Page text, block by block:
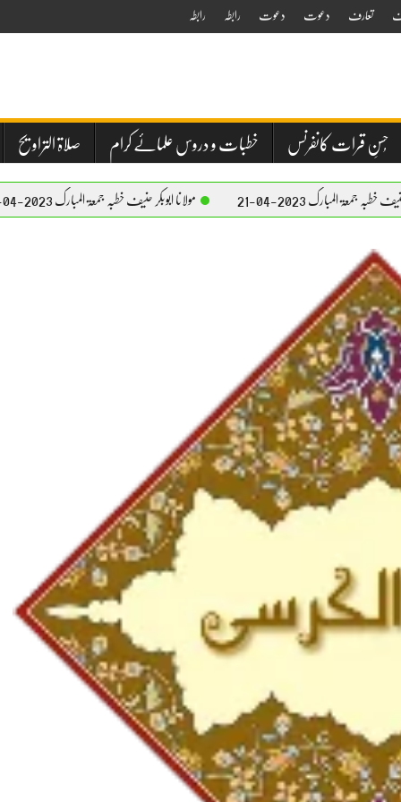
تعارف دعوت دعوت رابطہ رابطہ
حُسنِ قرات کانفرنس خطبات و دروس علمائے کرام صلاۃ التراویح
04-21 مولانا ابوبکر حنیف خطبہ جمعۃ المبارک 2023-04-21